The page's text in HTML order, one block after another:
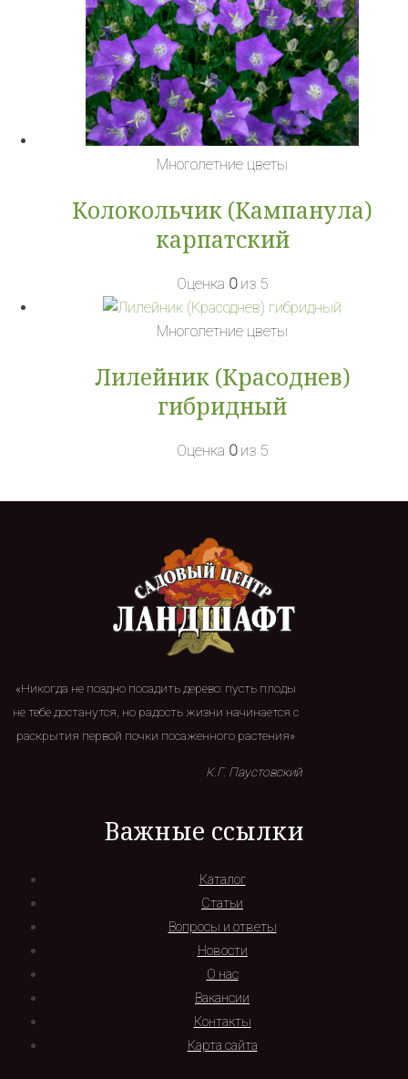
Многолетние цветы
Колокольчик (Кампанула)
карпатский
Оценка 0из 5
Многолетние цветы
Лилейник (Красоднев)
гибридный
Оценка 0из 5
«Никогда не поздно посадить дерево: пусть плоды
не тебе достанутся, но радость жизни начинается с
раскрытия первой почки посаженного растения»
К.Г. Паустовский
Важные ссылки
Каталог
Статьи
Вопросы и ответы
Новости
О нас
Вакансии
Контакты
Карта сайта